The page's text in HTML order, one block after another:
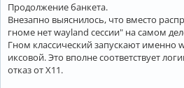
Продолжение банкета.
Внезапно выяснилось, что вместо
гноме нет wayland сессии" на самом
Гном классический запускают именно
иксовой. Это вполне соответствует
отказ от X11.